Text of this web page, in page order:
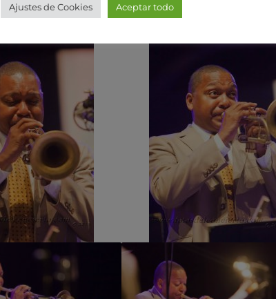
Ajustes de Cookies Aceptar todo